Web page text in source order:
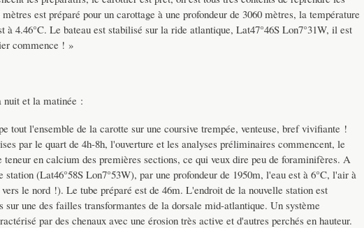
est préparé pour un carottage à une profondeur de 3060 mètres, la température
à 4.46°C. Le bateau est stabilisé sur la ride atlantique, Lat47°46S Lon7°31W, il est
commence ! »
nuit et la matinée :
tout l'ensemble de la carotte sur une coursive trempée, venteuse, bref vivifiante !
par le quart de 4h-8h, l'ouverture et les analyses préliminaires commencent, le
en calcium des premières sections, ce qui veux dire peu de foraminifères. A
station (Lat46°58S Lon7°53W), par une profondeur de 1950m, l'eau est à 6°C, l'air à
le nord !). Le tube préparé est de 46m. L'endroit de la nouvelle station est
sur une des failles transformantes de la dorsale mid-atlantique. Un système
par des chenaux avec une érosion très active et d'autres perchés en hauteur.